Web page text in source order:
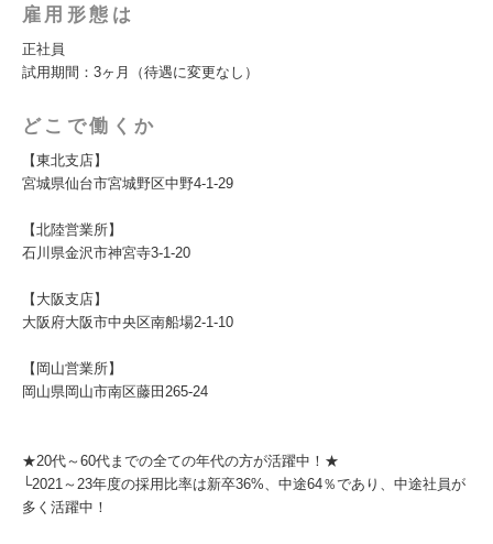
雇用形態は
正社員
試用期間：3ヶ月（待遇に変更なし）
どこで働くか
【東北支店】
宮城県仙台市宮城野区中野4-1-29
【北陸営業所】
石川県金沢市神宮寺3-1-20
【大阪支店】
大阪府大阪市中央区南船場2-1-10
【岡山営業所】
岡山県岡山市南区藤田265-24
★20代～60代までの全ての年代の方が活躍中！★
└2021～23年度の採用比率は新卒36%、中途64％であり、中途社員が
多く活躍中！